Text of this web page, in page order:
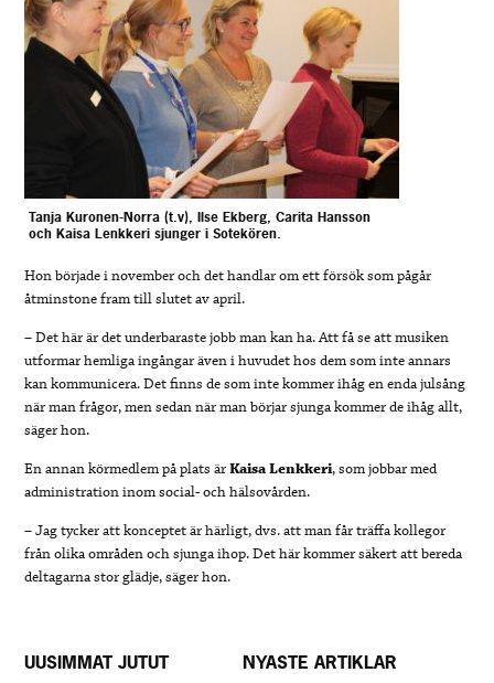
Tanja Kuronen-Norra (t.v), Ilse Ekberg, Carita Hansson
och Kaisa Lenkkeri sjunger i Sotekören.
Hon började i november och det handlar om ett försök som pågår
åtminstone fram till slutet av april.
– Det här är det underbaraste jobb man kan ha. Att få se att musiken
utformar hemliga ingångar även i huvudet hos dem som inte annars
kan kommunicera. Det finns de som inte kommer ihåg en enda julsång
när man frågor, men sedan när man börjar sjunga kommer de ihåg allt,
säger hon.
En annan körmedlem på plats ärKaisa Lenkkeri, som jobbar med
administration inom social- och hälsovården.
– Jag tycker att konceptet är härligt, dvs. att man får träffa kollegor
från olika områden och sjunga ihop. Det här kommer säkert att bereda
deltagarna stor glädje, säger hon.
UUSIMMAT JUTUT NYASTE ARTIKLAR